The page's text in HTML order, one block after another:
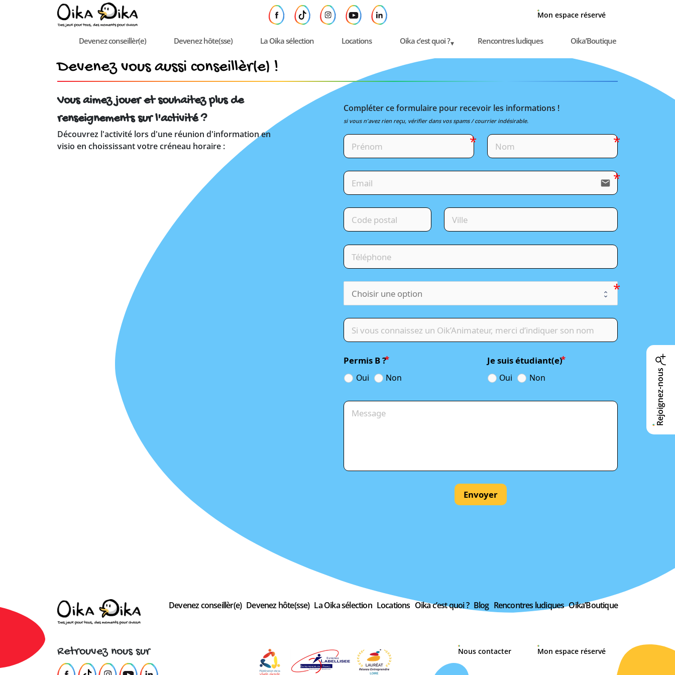
Rejoignez-nous
Mon espace réservé
Devenez conseillèr(e) Devenez hôte(sse) La Oika sélection Locations Oika c’est quoi ? Rencontres ludiques Oika’Boutique
Devenez vous aussi conseillèr(e) !
Vous aimez jouer et souhaitez plus de
renseignements sur l'activité ?
Découvrez l'activité lors d'une réunion d'information en
visio en choississant votre créneau horaire :
Compléter ce formulaire pour recevoir les informations !
si vous n'avez rien reçu, vérifier dans vos spams / courrier indésirable.
email
Permis B ?
Oui Non
Je suis étudiant(e)
Oui Non
Envoyer
Devenez conseillèr(e) Devenez hôte(sse) La Oika sélection Locations Oika c’est quoi ? Blog Rencontres ludiques Oika’Boutique
Retrouvez nous sur Nous contacter Mon espace réservé